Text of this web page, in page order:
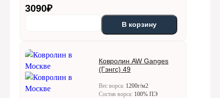
3090₽
В корзину
Ковролин AW Ganges
(Гэнгс) 49
Вес ворса: 1200г/м2
Состав ворса: 100% ПЭ